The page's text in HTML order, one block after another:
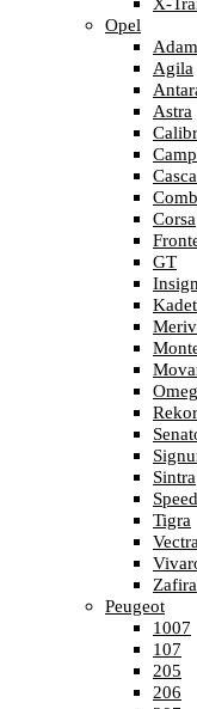
X-
Opel
Adam
Agila
Astra
Corsa
GT
Sintra
Tigra
Zafira
Peugeot
1007
107
205
206